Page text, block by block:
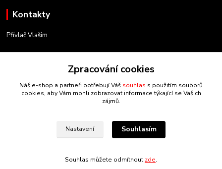
Kontakty
Přívlač Vlašim
734 754 584
info@privlacvlasim.cz
Zpracování cookies
Náš e-shop a partneři potřebují Váš souhlas s použitím souborů
cookies, aby Vám mohli zobrazovat informace týkající se Vašich
zájmů.
Nastavení Souhlasím
Souhlas můžete odmítnout zde.